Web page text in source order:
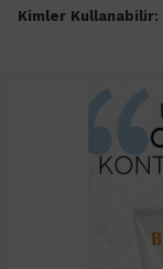
Kimler Kullanabilir: